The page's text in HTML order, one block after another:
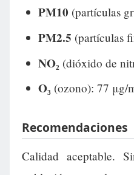
PM10 (partículas
PM2.5 (partículas
NO₂ (dióxido de
O₃ (ozono): 77 μg/
Recomendaciones
Calidad aceptable.